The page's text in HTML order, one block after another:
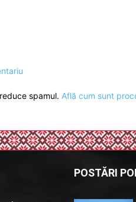
spamul. Află cum sunt
POSTĂRI